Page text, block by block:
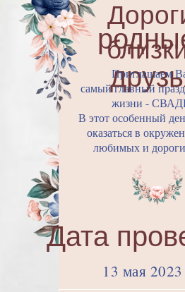
Приглашаем
самый главный
жизни -
В этот особенный
оказаться в
любимых и
Дата
13 мая 2023